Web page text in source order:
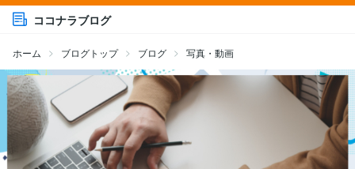
ココナラブログ
ホーム ブログトップ ブログ 写真・動画